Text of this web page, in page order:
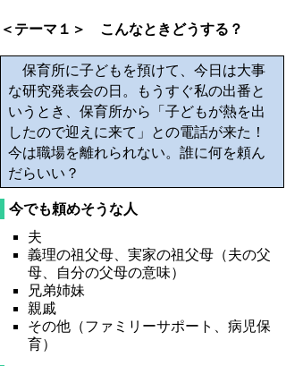
＜テーマ１＞ こんなときどうする？
保育所に子どもを預けて、今日は大事
な研究発表会の日。もうすぐ私の出番と
いうとき、保育所から「子どもが熱を出
したので迎えに来て」との電話が来た！
今は職場を離れられない。誰に何を頼ん
だらいい？
今でも頼めそうな人
夫
義理の祖父母、実家の祖父母（夫の父
母、自分の父母の意味）
兄弟姉妹
親戚
その他（ファミリーサポート、病児保
育）